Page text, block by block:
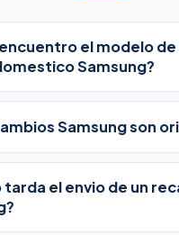
el modelo de
Samsung?
Samsung son
tarda el envio de un